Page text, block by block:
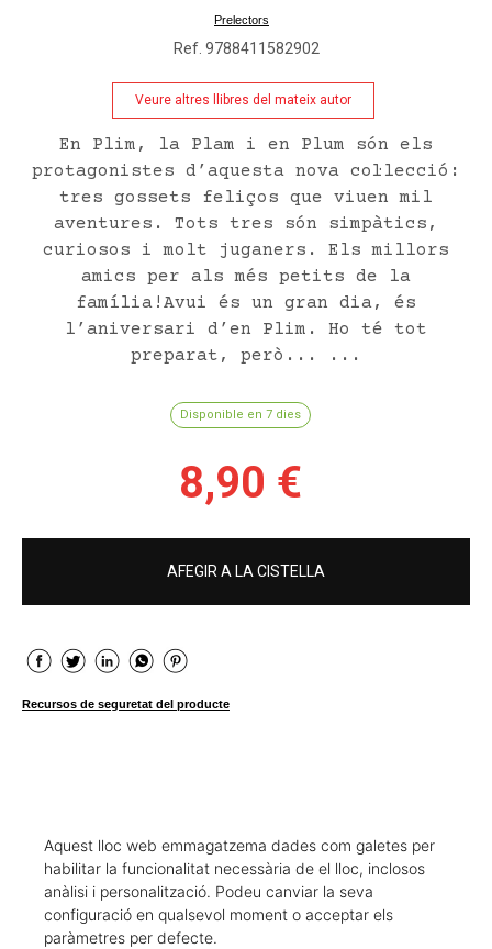
Prelectors
Ref. 9788411582902
Veure altres llibres del mateix autor
En Plim, la Plam i en Plum són els
protagonistes d’aquesta nova col·lecció:
tres gossets feliços que viuen mil
aventures. Tots tres són simpàtics,
curiosos i molt juganers. Els millors
amics per als més petits de la
família!Avui és un gran dia, és
l’aniversari d’en Plim. Ho té tot
preparat, però... ...
Disponible en 7 dies
8,90 €
AFEGIR A LA CISTELLA
Recursos de seguretat del producte
ISBN : 978-84-1158-290-2
Encuadernació :
Espiral
Data d'edició :
Aquest lloc web emmagatzema dades com galetes per
habilitar la funcionalitat necessària de el lloc, inclosos
anàlisi i personalització. Podeu canviar la seva
configuració en qualsevol moment o acceptar els
paràmetres per defecte.